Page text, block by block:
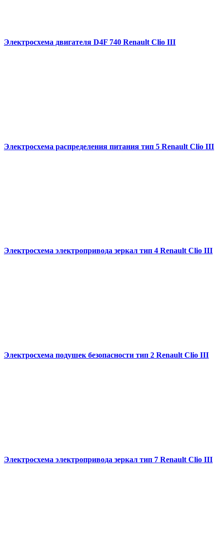
Электросхема двигателя D4F 740 Renault Clio III
Электросхема распределения питания тип 5 Renault Clio III
Электросхема электропривода зеркал тип 4 Renault Clio III
Электросхема подушек безопасности тип 2 Renault Clio III
Электросхема электропривода зеркал тип 7 Renault Clio III